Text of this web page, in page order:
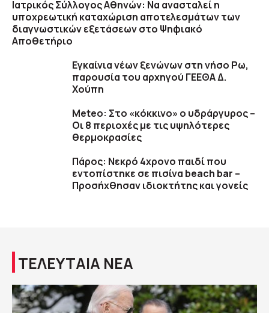
Ιατρικός Σύλλογος Αθηνών: Να ανασταλεί η
υποχρεωτική καταχώριση αποτελεσμάτων των
διαγνωστικών εξετάσεων στο Ψηφιακό
Αποθετήριο
Εγκαίνια νέων ξενώνων στη νήσο Ρω,
παρουσία του αρχηγού ΓΕΕΘΑ Δ.
Χούπη
Meteo: Στο «κόκκινο» ο υδράργυρος –
Οι 8 περιοχές με τις υψηλότερες
θερμοκρασίες
Πάρος: Νεκρό 4χρονο παιδί που
εντοπίστηκε σε πισίνα beach bar –
Προσήχθησαν ιδιοκτήτης και γονείς
ΤΕΛΕΥΤΑΙΑ ΝΕΑ